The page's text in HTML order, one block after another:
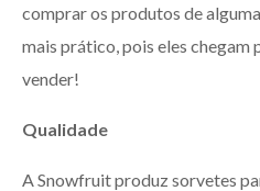
comprar os produtos de
mais prático, pois eles chegam
vender!
Qualidade
A Snowfruit produz sorvetes